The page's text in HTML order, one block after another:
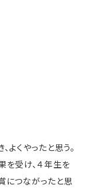
よくやったと思う。
を受け、４年生を
につながったと思